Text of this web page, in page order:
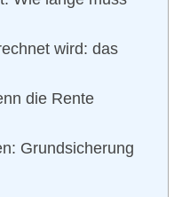
wird: das
die Rente
Grundsicherung